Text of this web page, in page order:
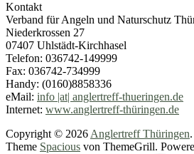
Kontakt
Verband für Angeln und Naturschutz
Niederkrossen 27
07407 Uhlstädt-Kirchhasel
Telefon: 036742-149999
Fax: 036742-734999
Handy: (0160)8858336
eMail: info |at| anglertreff-thueringen.de
Internet: www.anglertreff-thüringen.de
Copyright © 2026 Anglertreff Thüringen
Theme Spacious von ThemeGrill.